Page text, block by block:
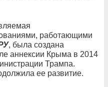
работающими
, была создана
аннексии Крыма в 2014
Трампа.
ее развитие.